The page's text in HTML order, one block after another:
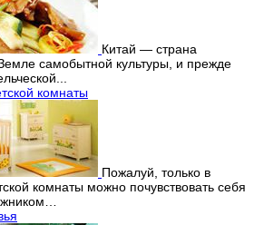
Китай — страна
самобытной культуры, и прежде
комнаты
Пожалуй, только в
комнаты можно почувствовать себя